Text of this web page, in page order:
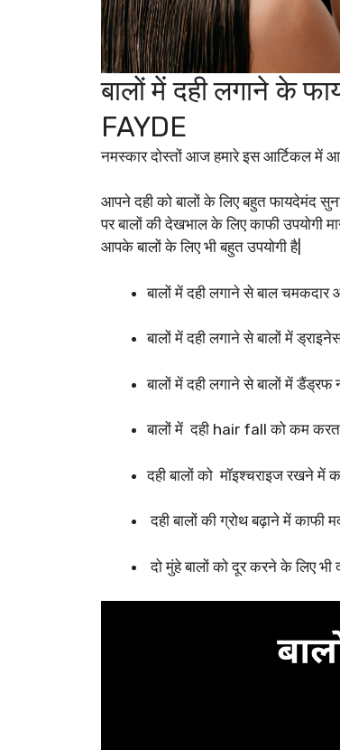
बालों में दही लगाने के
FAYDE
नमस्कार दोस्तों आज हमारे इस आर्टिकल में
आपने दही को बालों के लिए बहुत फायदेमंद
पर बालों की देखभाल के लिए काफी उपयोगी
आपके बालों के लिए भी बहुत उपयोगी है|
बालों में दही लगाने से बाल
बालों में दही लगाने से बालों में
बालों में दही लगाने से बालों में डैंड्रफ
बालों में दही hair fall को कम
दही बालों को मॉइश्चराइज रखने में
दही बालों की ग्रोथ बढ़ाने में काफी
दो मुंहे बालों को दूर करने के लिए भी